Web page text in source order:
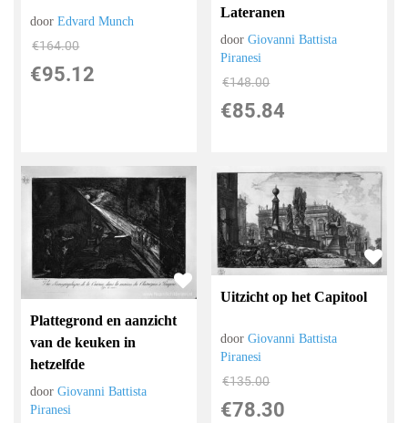
doorEdvard Munch
€164.00
€95.12
Lateranen
doorGiovanni Battista
Piranesi
€148.00
€85.84
Plattegrond en aanzicht
van de keuken in
hetzelfde
doorGiovanni Battista
Piranesi
Uitzicht op het Capitool
doorGiovanni Battista
Piranesi
€135.00
€78.30